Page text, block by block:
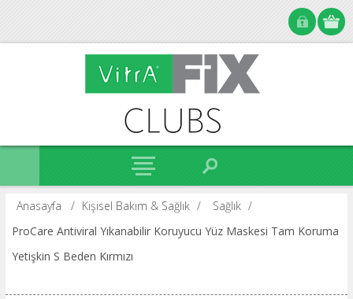
Anasayfa / Kişisel Bakım & Sağlık / Sağlık /
ProCare Antiviral Yıkanabilir Koruyucu Yüz Maskesi Tam Koruma
Yetişkin S Beden Kırmızı